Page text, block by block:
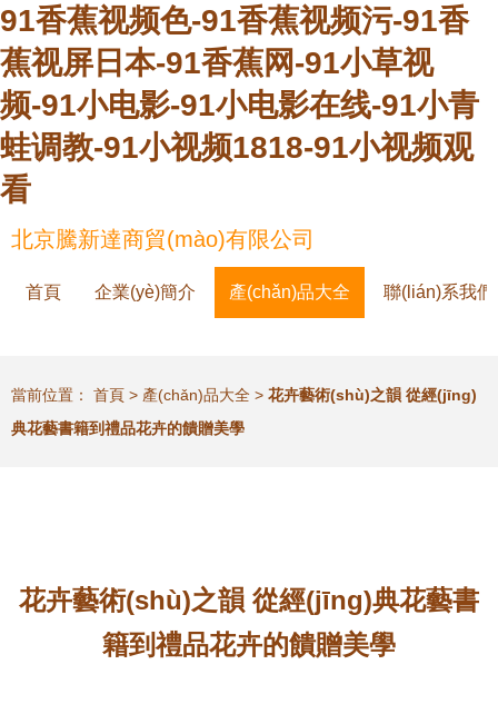
91香蕉视频色-91香蕉视频污-91香
蕉视屏日本-91香蕉网-91小草视
频-91小电影-91小电影在线-91小青
蛙调教-91小视频1818-91小视频观
看
北京騰新達商貿(mào)有限公司
首頁 企業(yè)簡介 產(chǎn)品大全 聯(lián)系我們
當前位置： 首頁 > 產(chǎn)品大全 > 花卉藝術(shù)之韻 從經(jīng)
典花藝書籍到禮品花卉的饋贈美學
花卉藝術(shù)之韻 從經(jīng)典花藝書
籍到禮品花卉的饋贈美學